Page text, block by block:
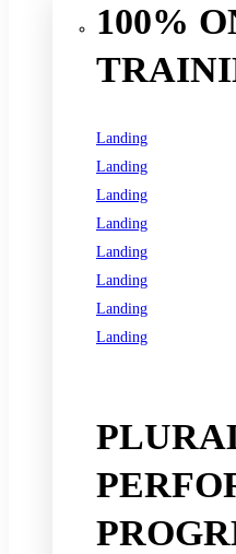
100%
Landing
Landing
Landing
Landing
Landing
Landing
Landing
Landing